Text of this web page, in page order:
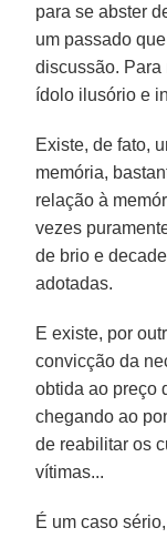
para se abster
um passado
discussão. Para
ídolo ilusório e
Existe, de fato,
memória,
relação à
vezes
de brio e
adotadas.
E existe, por
convicção da
obtida ao preço
chegando ao
de reabilitar os
vítimas...
É um caso